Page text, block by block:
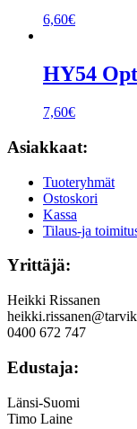
6,60€
HY54
7,60€
Asiakkaat:
Tuoteryhmät
Ostoskori
Kassa
Tilaus-ja
Yrittäjä:
Heikki Rissanen
0400 672 747
Edustaja:
Länsi-Suomi
Timo Laine